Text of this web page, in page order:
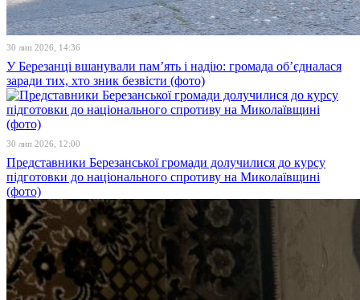
30 лип 2026, 14:36
У Березанці вшанували пам’ять і надію: громада об’єдналася
заради тих, хто зник безвісти (фото)
30 лип 2026, 12:00
Представники Березанської громади долучилися до курсу
підготовки до національного спротиву на Миколаївщині
(фото)